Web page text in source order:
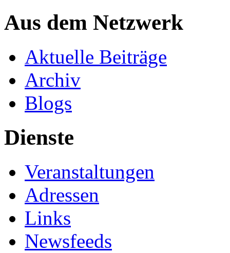
Aus dem Netzwerk
Aktuelle Beiträge
Archiv
Blogs
Dienste
Veranstaltungen
Adressen
Links
Newsfeeds